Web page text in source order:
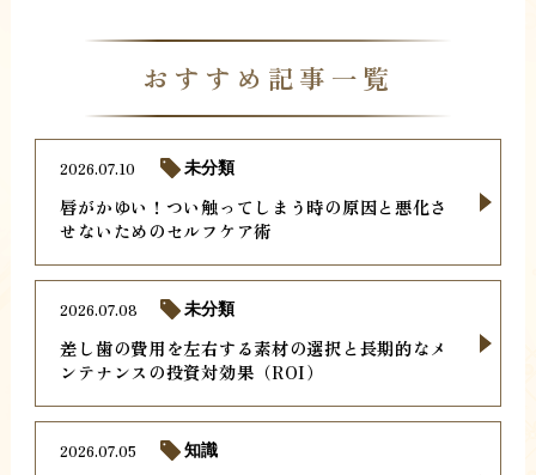
おすすめ記事一覧
唇がかゆい！つい触ってしまう時の原因と悪化さ
せないためのセルフケア術
2026.07.10 未分類
差し歯の費用を左右する素材の選択と長期的なメ
ンテナンスの投資対効果（ROI）
2026.07.08 未分類
2026.07.05 知識